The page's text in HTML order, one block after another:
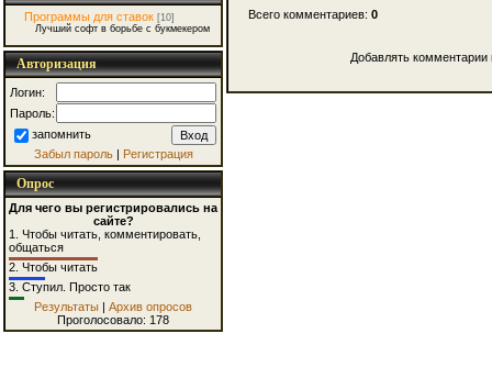
Программы для ставок [10]
Лучший софт в борьбе с букмекером
Авторизация
Логин:
Пароль:
запомнить
Забыл пароль| Регистрация
Опрос
Для чего вы регистрировались на
сайте?
1. Чтобы читать, комментировать,
общаться
2. Чтобы читать
3. Ступил. Просто так
Результаты | Архив опросов
Проголосовало: 178
Всего комментариев: 0
Добавлять комментарии